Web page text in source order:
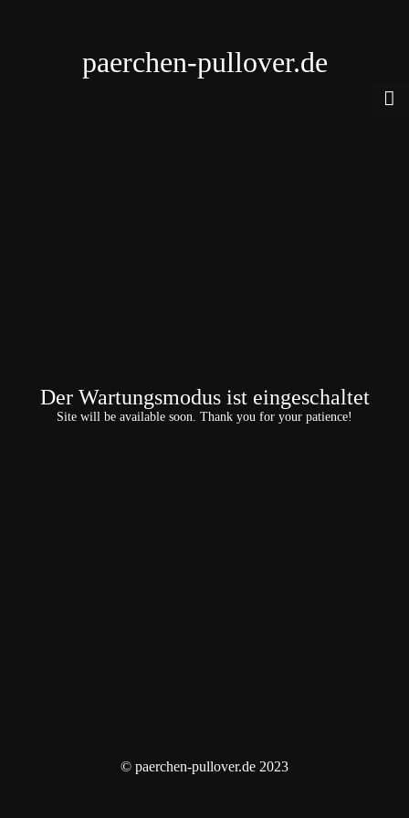
paerchen-pullover.de
Der Wartungsmodus ist eingeschaltet
Site will be available soon. Thank you for your patience!
© paerchen-pullover.de 2023